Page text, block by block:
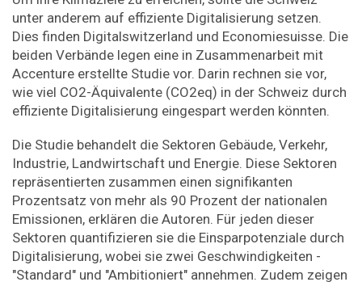
unter anderem auf effiziente Digitalisierung setzen.
Dies finden Digitalswitzerland und Economiesuisse. Die
beiden Verbände legen eine in Zusammenarbeit mit
Accenture erstellte Studie vor. Darin rechnen sie vor,
wie viel CO2-Äquivalente (CO2eq) in der Schweiz durch
effiziente Digitalisierung eingespart werden könnten.
Die Studie behandelt die Sektoren Gebäude, Verkehr,
Industrie, Landwirtschaft und Energie. Diese Sektoren
repräsentierten zusammen einen signifikanten
Prozentsatz von mehr als 90 Prozent der nationalen
Emissionen, erklären die Autoren. Für jeden dieser
Sektoren quantifizieren sie die Einsparpotenziale durch
Digitalisierung, wobei sie zwei Geschwindigkeiten -
"Standard" und "Ambitioniert" annehmen. Zudem zeigen